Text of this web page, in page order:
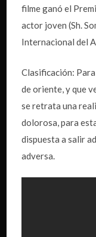
filme ganó el
actor joven (Sh.
Internacional del
Clasificación:
de oriente, y que
se retrata una
dolorosa, para
dispuesta a salir
adversa.